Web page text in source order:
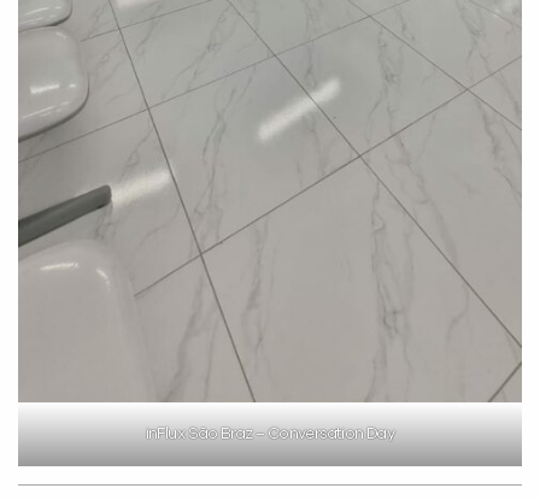
inFlux São Braz – Conversation Day